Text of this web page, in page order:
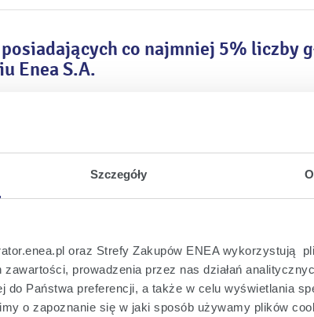
Szczegóły
oraz Strefy Zakupów ENEA wykorzystują
prowadzenia przez nas działań
do Państwa preferencji, a także w celu wyświetlania
o zapoznanie się w jaki sposób używamy plików
co najmniej 5% liczby
Enea S.A.
przez Zwyczajne Walne
Zgromadzenia Enea S.A. w